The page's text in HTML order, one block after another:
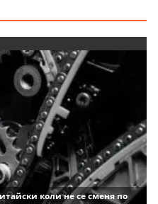
коли не се сменя по